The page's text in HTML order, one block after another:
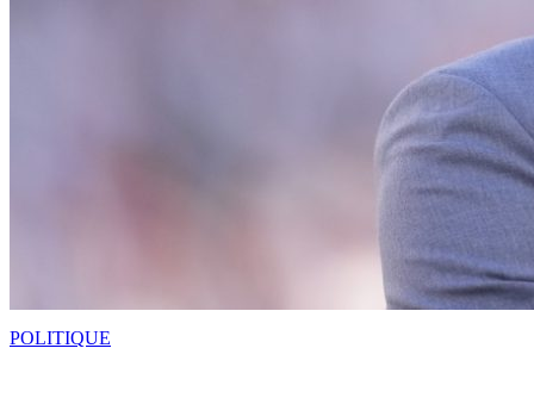
POLITIQUE